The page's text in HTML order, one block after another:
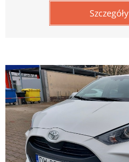
Szczegóły